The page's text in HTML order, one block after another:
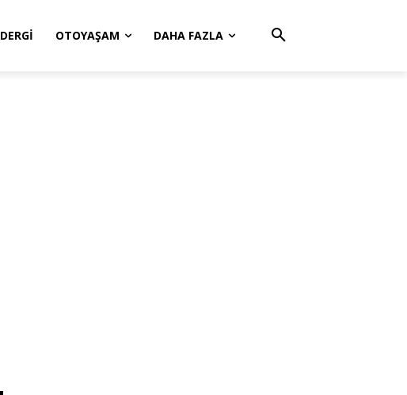
OTOYAŞAM DAHA FAZLA